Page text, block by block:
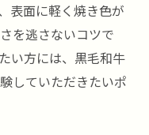
表面に軽く焼き色が
を逃さないコツで
い方には、黒毛和牛
していただきたいポ